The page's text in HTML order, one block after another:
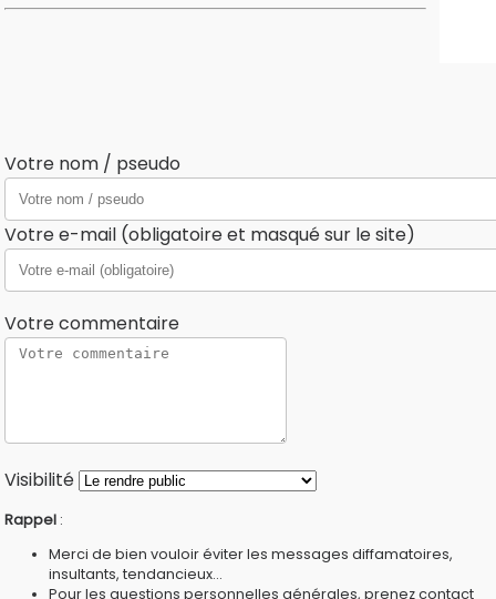
Votre nom / pseudo
Votre e-mail (obligatoire et masqué sur le site)
Votre commentaire
Visibilité
Rappel :
Merci de bien vouloir éviter les messages diffamatoires,
insultants, tendancieux...
Pour les questions personnelles générales, prenez contact